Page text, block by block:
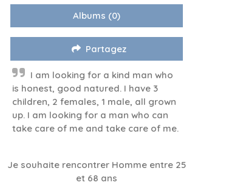
Albums (0)
Partagez
I am looking for a kind man who
is honest, good natured. I have 3
children, 2 females, 1 male, all grown
up. I am looking for a man who can
take care of me and take care of me.
Je souhaite rencontrer Homme entre 25
et 68 ans